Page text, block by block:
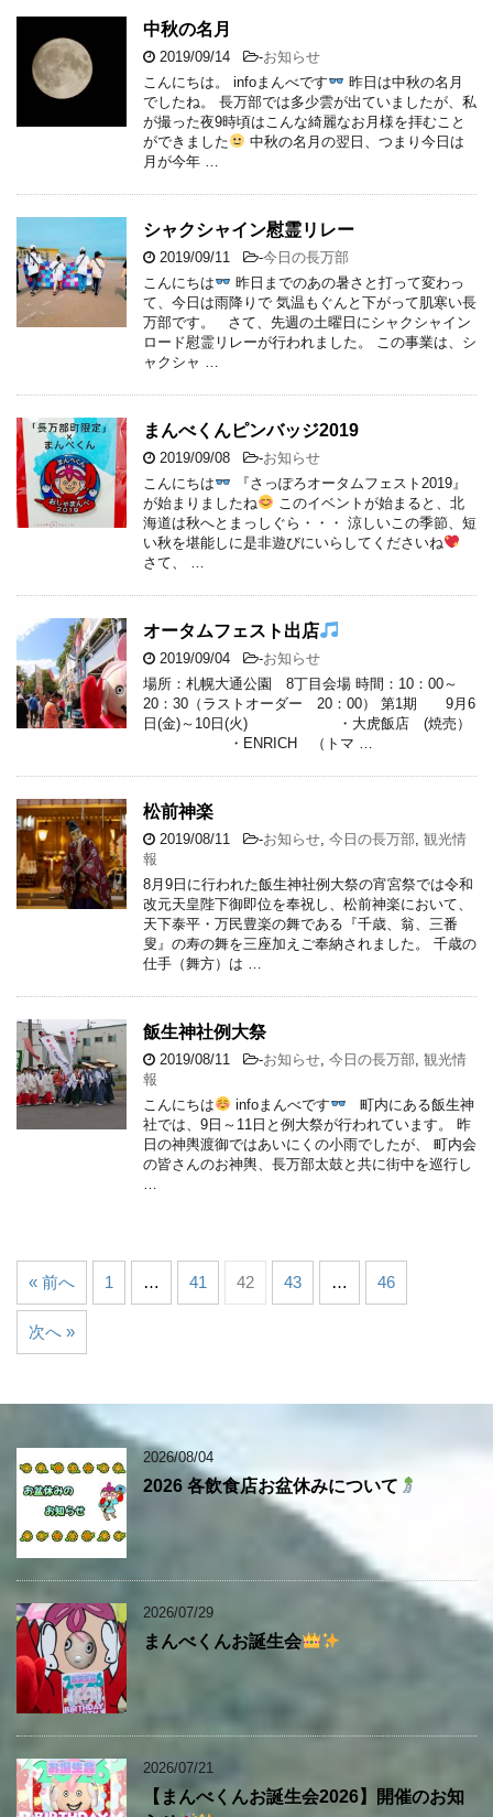
中秋の名月
2019/09/14 -お知らせ
こんにちは。 infoまんべです
昨日は中秋の名月
でしたね。 長万部では多少雲が出ていましたが、私
が撮った夜9時頃はこんな綺麗なお月様を拝むこと
ができました
中秋の名月の翌日、つまり今日は
月が今年 …
シャクシャイン慰霊リレー
2019/09/11 -今日の長万部
こんにちは
昨日までのあの暑さと打って変わっ
て、今日は雨降りで 気温もぐんと下がって肌寒い長
万部です。 さて、先週の土曜日にシャクシャイン
ロード慰霊リレーが行われました。 この事業は、シ
ャクシャ …
まんべくんピンバッジ2019
2019/09/08 -お知らせ
こんにちは
『さっぽろオータムフェスト2019』
が始まりましたね
このイベントが始まると、北
海道は秋へとまっしぐら・・・ 涼しいこの季節、短
い秋を堪能しに是非遊びにいらしてくださいね
さて、 …
オータムフェスト出店
2019/09/04 -お知らせ
場所：札幌大通公園 8丁目会場 時間：10：00～
20：30（ラストオーダー 20：00） 第1期 9月6
日(金)～10日(火) ・大虎飯店 (焼売）
・ENRICH （トマ …
松前神楽
2019/08/11 -お知らせ 今日の長万部 観光情
報
8月9日に行われた飯生神社例大祭の宵宮祭では令和
改元天皇陛下御即位を奉祝し、松前神楽において、
天下泰平・万民豊楽の舞である『千歳、翁、三番
叟』の寿の舞を三座加えご奉納されました。 千歳の
仕手（舞方）は …
飯生神社例大祭
2019/08/11 -お知らせ 今日の長万部 観光情
報
こんにちは
infoまんべです
町内にある飯生神
社では、9日～11日と例大祭が行われています。 昨
日の神輿渡御ではあいにくの小雨でしたが、 町内会
の皆さんのお神輿、長万部太鼓と共に街中を巡行し
« 前へ 1 … 41 42 43 … 46
次へ »
2026/08/04
2026 各飲食店お盆休みについて
2026/07/29
まんべくんお誕生会
2026/07/21
【まんべくんお誕生会2026】開催のお知